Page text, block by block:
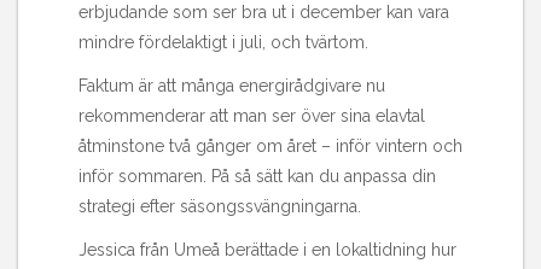
erbjudande som ser bra ut i december kan vara
mindre fördelaktigt i juli, och tvärtom.
Faktum är att många energirådgivare nu
rekommenderar att man ser över sina elavtal
åtminstone två gånger om året – inför vintern och
inför sommaren. På så sätt kan du anpassa din
strategi efter säsongssvängningarna.
Jessica från Umeå berättade i en lokaltidning hur